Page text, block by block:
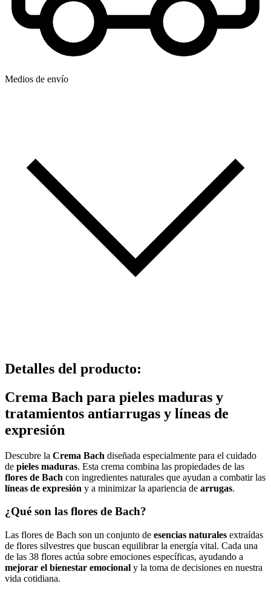
Medios de envío
Detalles del producto:
Crema Bach para pieles maduras y
tratamientos antiarrugas y líneas de
expresión
Descubre la Crema Bach diseñada especialmente para el cuidado
de pieles maduras. Esta crema combina las propiedades de las
flores de Bach con ingredientes naturales que ayudan a combatir las
líneas de expresión y a minimizar la apariencia de arrugas.
¿Qué son las flores de Bach?
Las flores de Bach son un conjunto de esencias naturales extraídas
de flores silvestres que buscan equilibrar la energía vital. Cada una
de las 38 flores actúa sobre emociones específicas, ayudando a
mejorar el bienestar emocional y la toma de decisiones en nuestra
vida cotidiana.